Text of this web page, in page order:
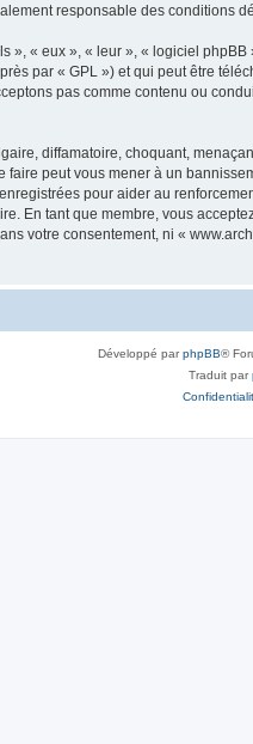
responsable des conditions
« eux », « leur », « logiciel
par « GPL ») et qui peut être
pas comme contenu ou
diffamatoire, choquant,
peut vous mener à un
pour aider au
En tant que membre, vous
votre consentement, ni «
Développé parphpBB®
Traduit par